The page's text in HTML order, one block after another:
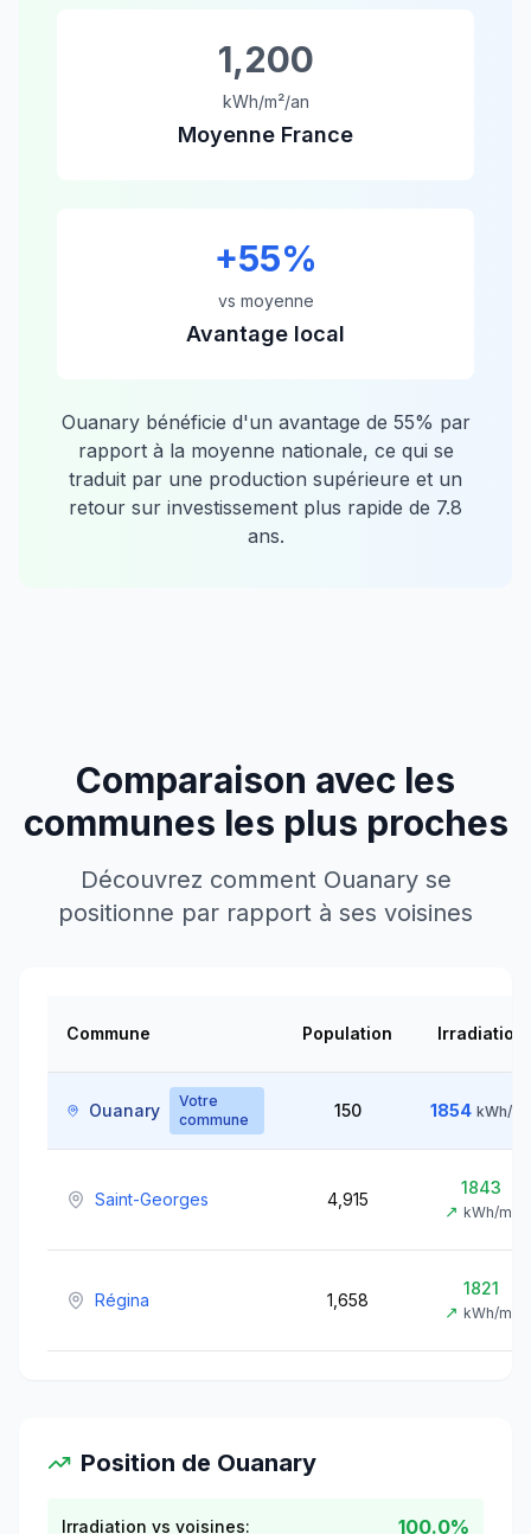
1,200
kWh/m²/an
Moyenne France
+55%
vs moyenne
Avantage local
Ouanarybénéficie d'un avantage de 55% par
rapport à la moyenne nationale, ce qui se
traduit par une production supérieure et un
retour sur investissement plus rapide de 7.8
ans.
Comparaison avec les
communes les plus proches
Découvrez comment Ouanaryse
positionne par rapport à ses voisines
Commune Population Irradiation
Ouanary
Votre
commune
150 1854 kWh/m²
Saint-Georges 4,915
1843
↗ kWh/m²
Régina 1,658
1821
↗ kWh/m²
Position de Ouanary
Irradiation vs voisines: 100.0%